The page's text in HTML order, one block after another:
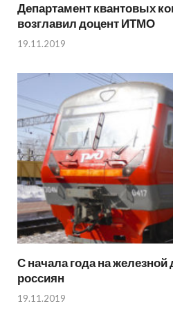
Департамент квантовых
возглавил доцент ИТМО
19.11.2019
С начала года на железной
россиян
19.11.2019